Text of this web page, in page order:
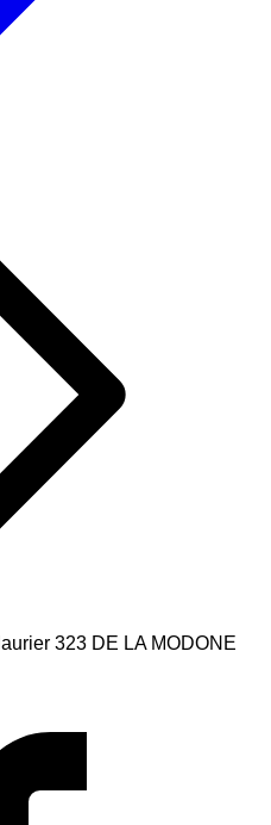
323 DE LA MODONE